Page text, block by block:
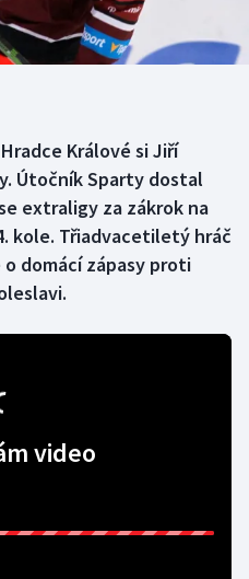
Králové si Jiří
Útočník Sparty dostal
extraligy za zákrok na
kole. Třiadvacetiletý hráč
domácí zápasy proti
video